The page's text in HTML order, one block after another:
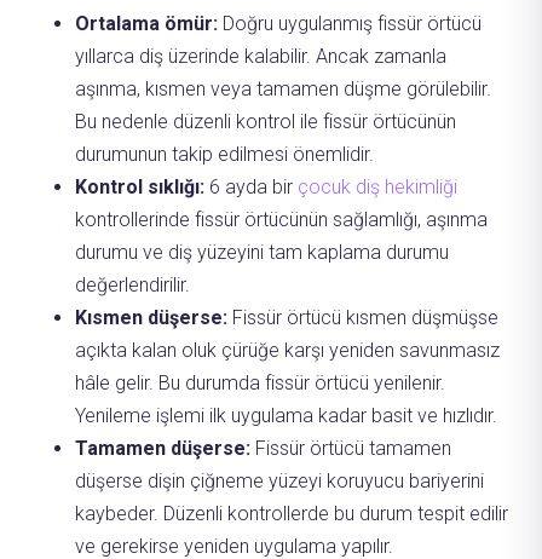
Ortalama ömür: Doğru uygulanmış fissür örtücü
yıllarca diş üzerinde kalabilir. Ancak zamanla
aşınma, kısmen veya tamamen düşme görülebilir.
Bu nedenle düzenli kontrol ile fissür örtücünün
durumunun takip edilmesi önemlidir.
Kontrol sıklığı: 6 ayda bir çocuk diş hekimliği
kontrollerinde fissür örtücünün sağlamlığı, aşınma
durumu ve diş yüzeyini tam kaplama durumu
değerlendirilir.
Kısmen düşerse: Fissür örtücü kısmen düşmüşse
açıkta kalan oluk çürüğe karşı yeniden savunmasız
hâle gelir. Bu durumda fissür örtücü yenilenir.
Yenileme işlemi ilk uygulama kadar basit ve hızlıdır.
Tamamen düşerse: Fissür örtücü tamamen
düşerse dişin çiğneme yüzeyi koruyucu bariyerini
kaybeder. Düzenli kontrollerde bu durum tespit edilir
ve gerekirse yeniden uygulama yapılır.